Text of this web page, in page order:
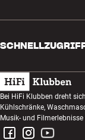
Rückgabe und
Bestellung widerrufen
AGB
Datenschutzerklärung
Impressum
Kundenklub
Abend zum Zuhören
Wettbewerbe
Geschenkkarte
Bauen mit Klang
Montage und
Bei HiFi Klubben dreht
Kühlschränke,
Musik- und